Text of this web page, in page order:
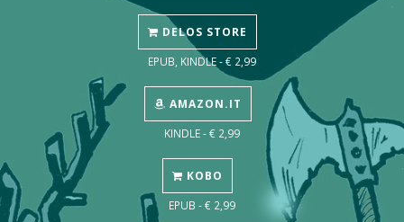
DELOS STORE
EPUB, KINDLE - € 2,99
AMAZON.IT
KINDLE - € 2,99
KOBO
EPUB - € 2,99